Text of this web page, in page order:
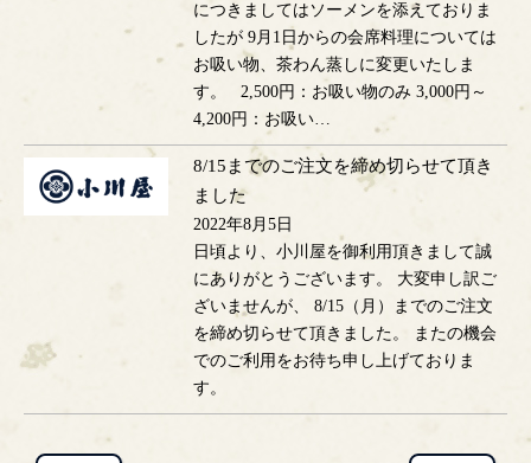
につきましてはソーメンを添えておりま
したが 9月1日からの会席料理については
お吸い物、茶わん蒸しに変更いたしま
す。 2,500円：お吸い物のみ 3,000円～
4,200円：お吸い…
8/15までのご注文を締め切らせて頂き
ました
2022年8月5日
日頃より、小川屋を御利用頂きまして誠
にありがとうございます。 大変申し訳ご
ざいませんが、 8/15（月）までのご注文
を締め切らせて頂きました。 またの機会
でのご利用をお待ち申し上げておりま
す。